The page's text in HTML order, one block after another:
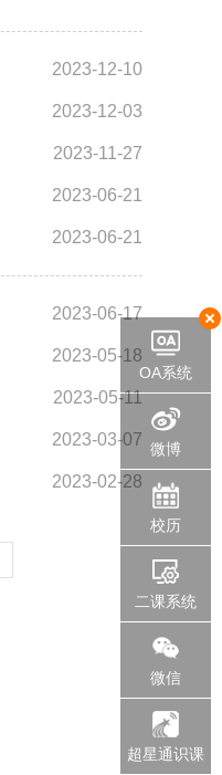
2023-12-10
2023-12-03
2023-11-27
2023-06-21
2023-06-21
2023-06-17
2023-05-18
2023-05-11
2023-03-07
2023-02-28
OA系统
微博
校历
二课系统
微信
超星通识课